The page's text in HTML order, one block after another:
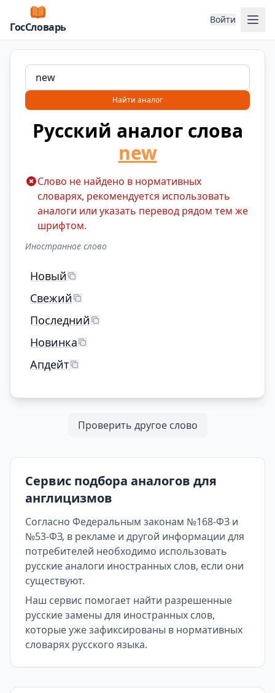
ГосСловарь
Войти
Найти аналог
Русский аналог слова
new
Слово не найдено в нормативных
словарях, рекомендуется использовать
аналоги или указать перевод рядом тем же
шрифтом.
Иностранное слово
Новый
Свежий
Последний
Новинка
Апдейт
Проверить другое слово
Сервис подбора аналогов для
англицизмов
Согласно Федеральным законам №168-ФЗ и
№53-ФЗ, в рекламе и другой информации для
потребителей необходимо использовать
русские аналоги иностранных слов, если они
существуют.
Наш сервис помогает найти разрешенные
русские замены для иностранных слов,
которые уже зафиксированы в нормативных
словарях русского языка.